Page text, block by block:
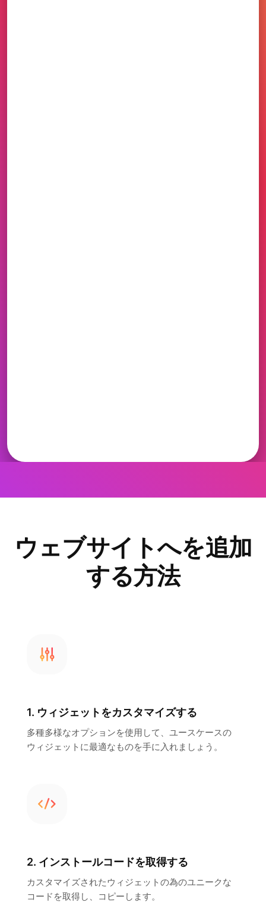
ウェブサイトへを追加
する方法
1. ウィジェットをカスタマイズする
多種多様なオプションを使用して、ユースケースの
ウィジェットに最適なものを手に入れましょう。
2. インストールコードを取得する
カスタマイズされたウィジェットの為のユニークな
コードを取得し、コピーします。